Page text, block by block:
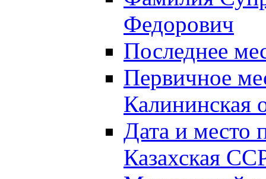
Федорович
Последнее
Первичное
Калининская
Дата и
Казахская